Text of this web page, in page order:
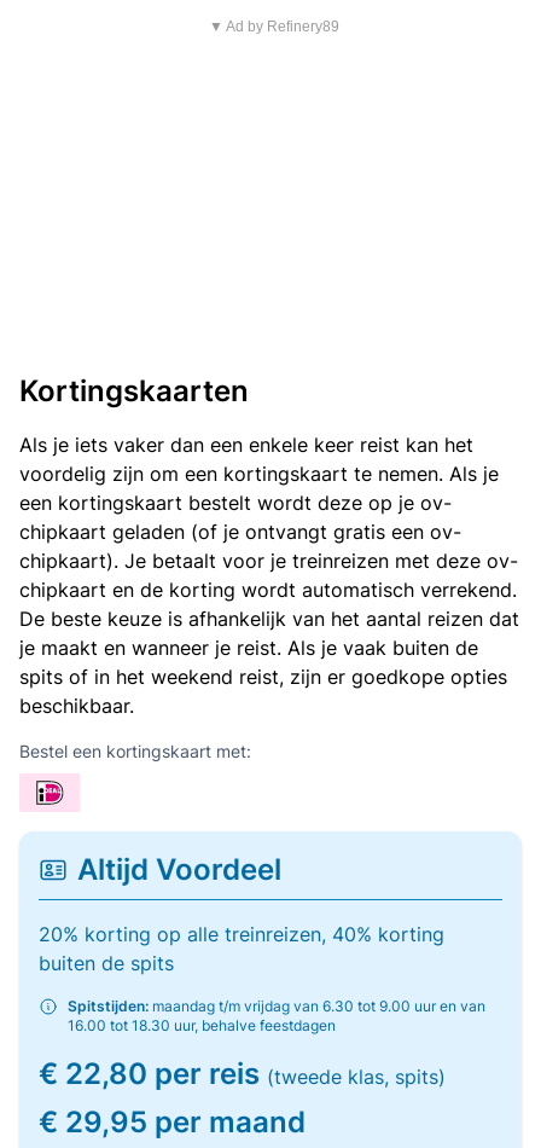
▼ Ad by Refinery89
Kortingskaarten
Als je iets vaker dan een enkele keer reist kan het
voordelig zijn om een kortingskaart te nemen. Als je
een kortingskaart bestelt wordt deze op je ov-
chipkaart geladen (of je ontvangt gratis een ov-
chipkaart). Je betaalt voor je treinreizen met deze ov-
chipkaart en de korting wordt automatisch verrekend.
De beste keuze is afhankelijk van het aantal reizen dat
je maakt en wanneer je reist. Als je vaak buiten de
spits of in het weekend reist, zijn er goedkope opties
beschikbaar.
Bestel een kortingskaart met:
Altijd Voordeel
20% korting op alle treinreizen, 40% korting
buiten de spits
Spitstijden: maandag t/m vrijdag van 6.30 tot 9.00 uur en van
16.00 tot 18.30 uur, behalve feestdagen
€ 22,80 per reis (tweede klas, spits)
€ 29,95 per maand